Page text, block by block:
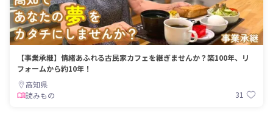
【事業承継】情緒あふれる古民家カフェを継ぎませんか？築100年、リ
フォームから約10年！
高知県
読みもの
31